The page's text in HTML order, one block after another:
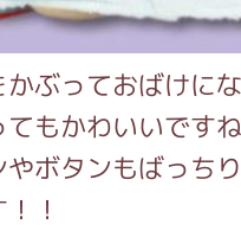
ぶっておばけに
もかわいいです
ボタンもばっちり
！